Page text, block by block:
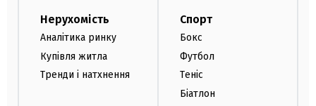
Нерухомість
Аналітика ринку
Купівля житла
Тренди і натхнення
Спорт
Бокс
Футбол
Теніс
Біатлон